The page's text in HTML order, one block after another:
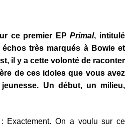
ce premier EPPrimal, intitulé
échos très marqués à Bowie et
il y a cette volonté de raconter
de ces idoles que vous avez
Un début, un milieu,
: Exactement. On a voulu sur ce